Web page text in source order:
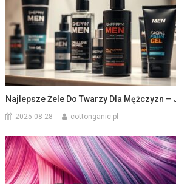
Najlepsze Żele Do Twarzy Dla Mężczyzn –
2025-08-28 cottonganic.pl